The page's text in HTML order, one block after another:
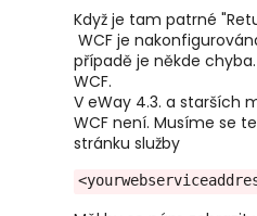
Když je tam patrné
WCF je
případě je někde
WCF.
V eWay 4.3. a starších
WCF není. Musíme se
stránku služby